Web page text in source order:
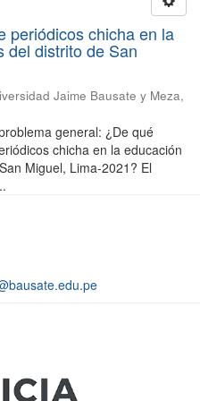
periódicos chicha en la
del distrito de San
Jaime Bausate y Meza,
general: ¿De qué
chicha en la educación
Miguel, Lima-2021? El